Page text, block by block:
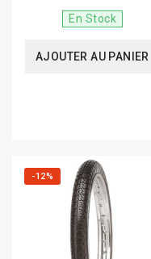
En Stock
AJOUTER AU PANIER
-12%